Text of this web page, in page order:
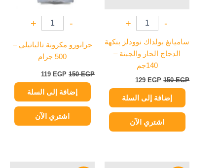
-
+
ساميانغ بولداك نوودلز بنكهة
الدجاج الحار والجبنة –
140جم
150EGP
129 EGP
إضافة إلى السلة
اشتري الآن
-
+
جرانورو مكرونة تالياتيلي –
500 جرام
150EGP
119 EGP
إضافة إلى السلة
اشتري الآن